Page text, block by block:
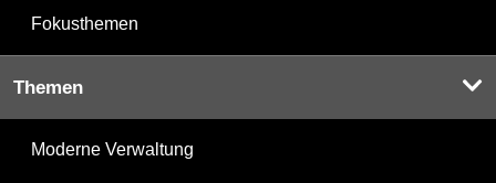
Fokusthemen
Themen
Moderne Verwaltung